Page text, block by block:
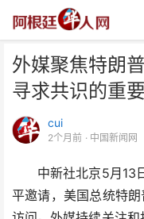
外媒聚焦特朗
寻求共识的重
cui
2个月前 · 中国新闻网
中新社北京5月13日
平邀请，美国总统特
外媒聚焦特朗普
系和寻求共识的